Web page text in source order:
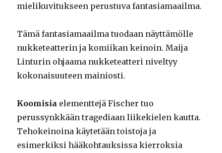
mielikuvitukseen perustuva fantasiamaailma.
Tämä fantasiamaailma tuodaan näyttämölle
nukketeatterin ja komiikan keinoin. Maija
Linturin ohjaama nukketeatteri niveltyy
kokonaisuuteen mainiosti.
Koomisia elementtejä Fischer tuo
perussynkkään tragediaan liikekielen kautta.
Tehokeinoina käytetään toistoja ja
esimerkiksi hääkohtauksissa kierroksia